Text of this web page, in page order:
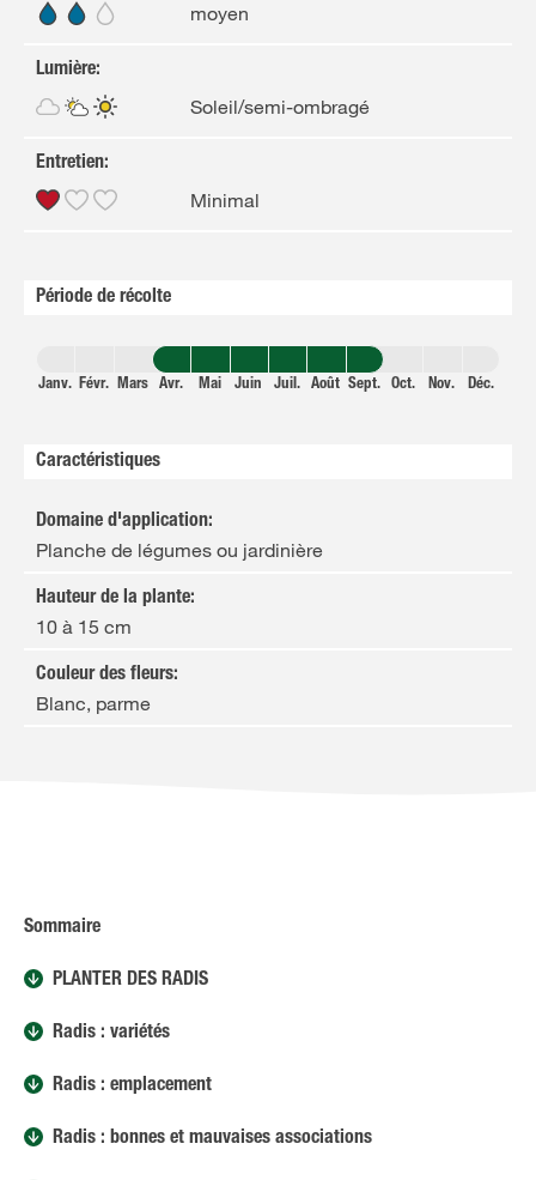
moyen
Lumière:
Soleil/semi-ombragé
Entretien:
Minimal
Période de récolte
Janv. Févr. Mars Avr. Mai Juin Juil. Août Sept. Oct. Nov. Déc.
Caractéristiques
Domaine d'application:
Planche de légumes ou jardinière
Hauteur de la plante:
10 à 15 cm
Couleur des fleurs:
Blanc, parme
Sommaire
PLANTER DES RADIS
Radis : variétés
Radis : emplacement
Radis : bonnes et mauvaises associations